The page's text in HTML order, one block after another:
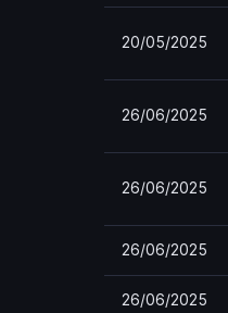
20/05/2025
26/06/2025
26/06/2025
26/06/2025
26/06/2025